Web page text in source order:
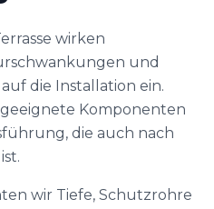
wirken
und
die Installation ein.
Komponenten
die auch nach
wir Tiefe, Schutzrohre